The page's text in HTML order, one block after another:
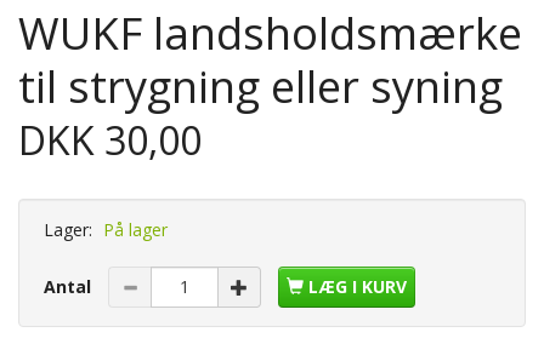
WUKF landsholdsmærke
til strygning eller syning
DKK 30,00
Lager: På lager
Antal LÆG I KURV